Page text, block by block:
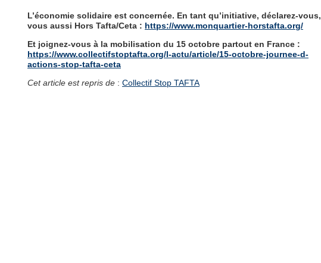
L’économie solidaire est concernée. En tant qu’initiative, déclarez-vous,
vous aussi Hors Tafta/Ceta : https://www.monquartier-horstafta.org/
Et joignez-vous à la mobilisation du 15 octobre partout en France :
https://www.collectifstoptafta.org/l-actu/article/15-octobre-journee-d-
actions-stop-tafta-ceta
Cet article est repris de : Collectif Stop TAFTA